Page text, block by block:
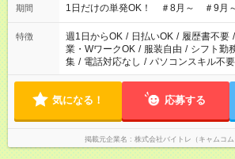
期間 1日だけの単発OK！ ＃8月～ ＃9月
特徴 週1日からOK / 日払いOK / 履歴書不要 /
業・WワークOK / 服装自由 / シフト勤
集 / 電話対応なし / パソコンスキル不要
気になる！ 応募する
掲載元企業名 株式会社バイトレ（キャムコム